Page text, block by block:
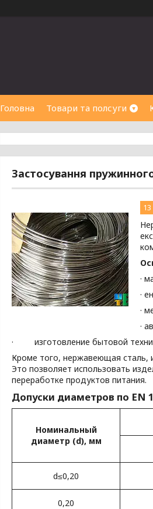
Головна Товари та полсуги
Застосування
·
·
·
·
· изготовление бытовой
Кроме того, нержавеющая сталь,
Это позволяет использовать
переработке продуктов питания.
Допуски диаметров по EN
Номинальный
диаметр (d), мм
d≤0,20
0,20